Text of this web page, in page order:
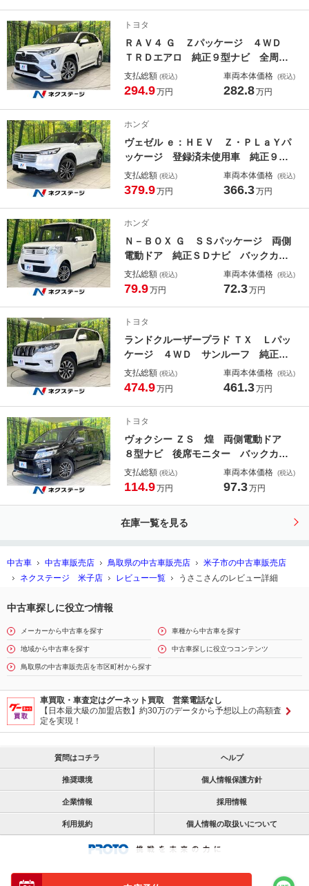
トヨタ
ＲＡＶ４ Ｇ Ｚパッケージ ４ＷＤ
ＴＲＤエアロ 純正９型ナビ 全周囲
カメラ 衝突被害軽減システム レー
ダークルーズ 禁煙車 電動リアゲー
ド ＥＴＣ２．０
支払総額 (税込)
294.9万円
車両本体価格 (税込)
282.8万円
ホンダ
ヴェゼル ｅ：ＨＥＶ Ｚ・ＰＬａＹパ
ッケージ 登録済未使用車 純正９型
ナビ 全周囲カメラ 衝突被害軽減シ
ステム レーダークルーズ 電動リア
ッド ＥＴＣ２．０ 純正１８インチ
アルミ
支払総額 (税込)
379.9万円
車両本体価格 (税込)
366.3万円
ホンダ
Ｎ－ＢＯＸ Ｇ ＳＳパッケージ 両側
電動ドア 純正ＳＤナビ バックカメ
ラ 禁煙車 スマートキー 純正１４
インチアルミ オートエアコン Ｂｌ
支払総額 (税込)
79.9万円
車両本体価格 (税込)
72.3万円
トヨタ
ランドクルーザープラド ＴＸ Ｌパッ
ケージ ４ＷＤ サンルーフ 純正９
型ナビ 全周囲カメラ 衝突被害軽減
システム レーダークルーズ 禁煙
レール ＥＴＣ２．０
支払総額 (税込)
474.9万円
車両本体価格 (税込)
461.3万円
トヨタ
ヴォクシー ＺＳ 煌 両側電動ドア
８型ナビ 後席モニター バックカメ
ラ 禁煙車 スマートキー ＬＥＤヘ
ッド ビルトインＥＴＣ 純正１６イ
Ｄ フルセグ
支払総額 (税込)
114.9万円
車両本体価格 (税込)
97.3万円
在庫一覧を見る
中古車 中古車販売店 鳥取県の中古車販売店
米子市の中古車販売店
ネクステージ 米子店
レビュー一覧 うさこさんのレビュー詳細
中古車探しに役立つ情報
メーカーから中古車を探す 車種から中古車を探す
地域から中古車を探す 中古車探しに役立つコンテンツ
鳥取県の中古車販売店を市区町村から探す
車買取・車査定はグーネット買取 営業電話なし
【日本最大級の加盟店数】約30万のデータから予想以上の高額査
定を実現！
質問はコチラ ヘルプ
推奨環境 個人情報保護方針
企業情報 採用情報
利用規約 個人情報の取扱いについて